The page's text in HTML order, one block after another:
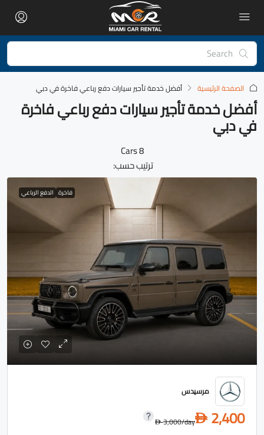
الصفحة الرئيسية أفضل خدمة تأجير سيارات دفع رباعي فاخرة في دبي
أفضل خدمة تأجير سيارات دفع رباعي فاخرة
في دبي
8 Cars
ترتيب حسب:
فاخرة الدفع الرباعي
مرسيدس
D 2,400
D3,000/day